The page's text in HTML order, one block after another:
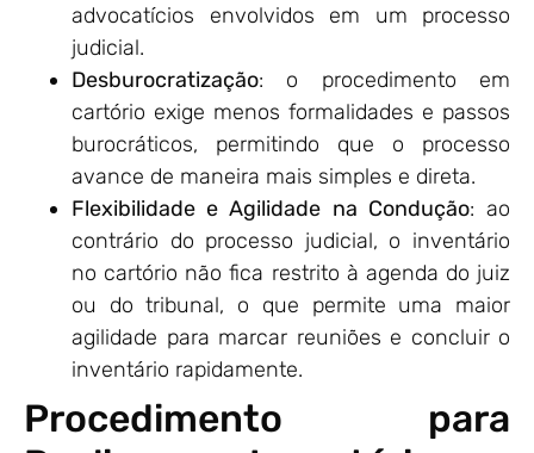
advocatícios envolvidos em um processo
judicial.
Desburocratização: o procedimento em
cartório exige menos formalidades e passos
burocráticos, permitindo que o processo
avance de maneira mais simples e direta.
Flexibilidade e Agilidade na Condução: ao
contrário do processo judicial, o inventário
no cartório não fica restrito à agenda do juiz
ou do tribunal, o que permite uma maior
agilidade para marcar reuniões e concluir o
inventário rapidamente.
Procedimento para